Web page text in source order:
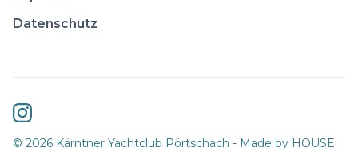
Datenschutz
© 2026 Kärntner Yachtclub Pörtschach - Made by HOUSE